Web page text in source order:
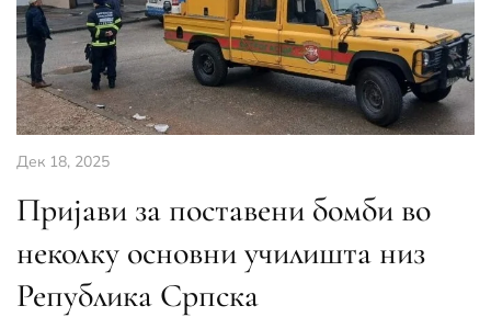
Дек 18, 2025
Пријави за поставени бомби во
неколку основни училишта низ
Република Српска